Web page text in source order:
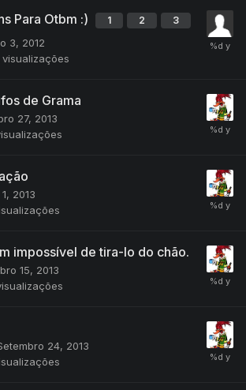
Para Otbm :) 1 2 3
3, 2012
visualizações
de Grama
27, 2013
2013
impossível de tira-lo do chão.
15, 2013
24, 2013